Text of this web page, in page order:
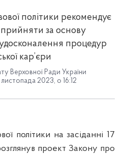
політики рекомендує
прийняти за основу
процедур
кар’єри
Верховної Ради України
2023, о 16:12
політики на засіданні 17
проект Закону про